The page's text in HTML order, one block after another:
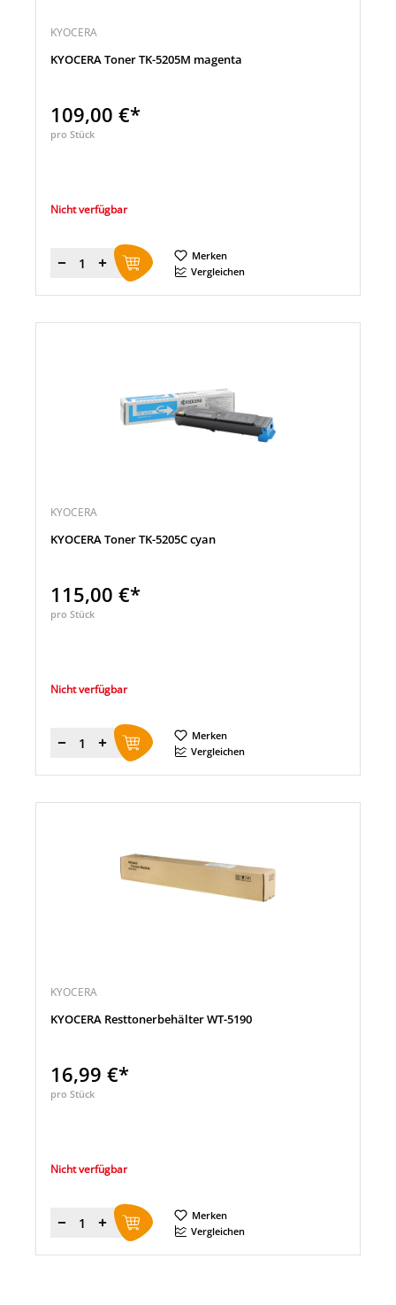
KYOCERA
KYOCERA Toner TK-5205M magenta
109,00 €*
pro Stück
Nicht verfügbar
Menge
Merken
Vergleichen
KYOCERA
KYOCERA Toner TK-5205C cyan
115,00 €*
pro Stück
Nicht verfügbar
Menge
Merken
Vergleichen
KYOCERA
KYOCERA Resttonerbehälter WT-5190
16,99 €*
pro Stück
Nicht verfügbar
Menge
Merken
Vergleichen